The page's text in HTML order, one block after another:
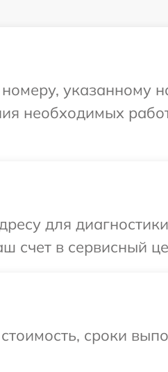
указанному
необходимых
для
счет в сервисный
сроки